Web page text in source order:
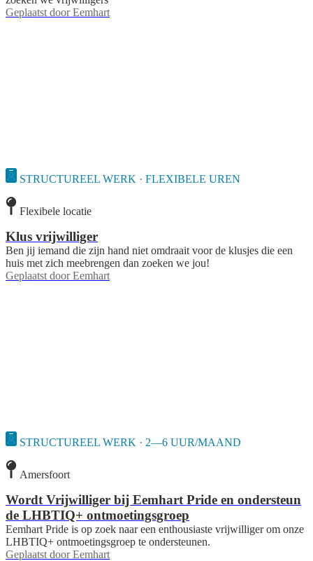
Geplaatst door Eemhart
STRUCTUREEL WERK · FLEXIBELE UREN
Flexibele locatie
Klus vrijwilliger
Ben jij iemand die zijn hand niet omdraait voor de klusjes die een
huis met zich meebrengen dan zoeken we jou!
Geplaatst door Eemhart
STRUCTUREEL WERK · 2—6 UUR/MAAND
Amersfoort
Wordt Vrijwilliger bij Eemhart Pride en ondersteun
de LHBTIQ+ ontmoetingsgroep
Eemhart Pride is op zoek naar een enthousiaste vrijwilliger om onze
LHBTIQ+ ontmoetingsgroep te ondersteunen.
Geplaatst door Eemhart